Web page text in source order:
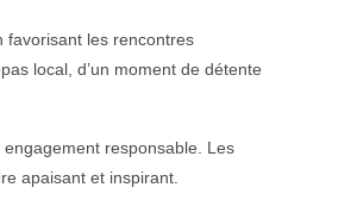
favorisant les rencontres
local, d’un moment de détente
responsable. Les
apaisant et inspirant.